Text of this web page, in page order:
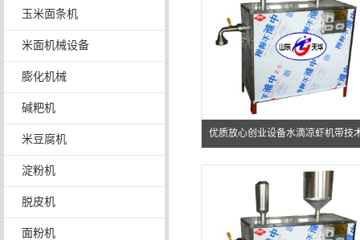
玉米面条机
米面机械设备
膨化机械
碱粑机
米豆腐机
淀粉机
脱皮机
面粉机
优质放心创业设备水滴凉虾机带技